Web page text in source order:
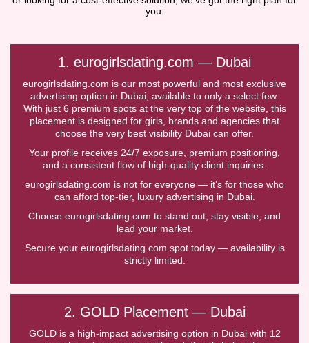
you:
1. eurogirlsdating.com — Dubai
eurogirlsdating.com is our most powerful and most exclusive
advertising option in Dubai, available to only a select few.
With just 6 premium spots at the very top of the website, this
placement is designed for girls, brands and agencies that
choose the very best visibility Dubai can offer.
Your profile receives 24/7 exposure, premium positioning,
and a consistent flow of high-quality client inquiries.
eurogirlsdating.com is not for everyone — it’s for those who
can afford top-tier, luxury advertising in Dubai.
Choose eurogirlsdating.com to stand out, stay visible, and
lead your market.
Secure your eurogirlsdating.com spot today — availability is
strictly limited.
2. GOLD Placement — Dubai
GOLD is a high-impact advertising option in Dubai with 12